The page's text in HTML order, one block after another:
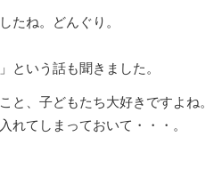
たね。どんぐり。
という話も聞きました。
と、子どもたち大好きですよね。
れてしまっておいて・・・。